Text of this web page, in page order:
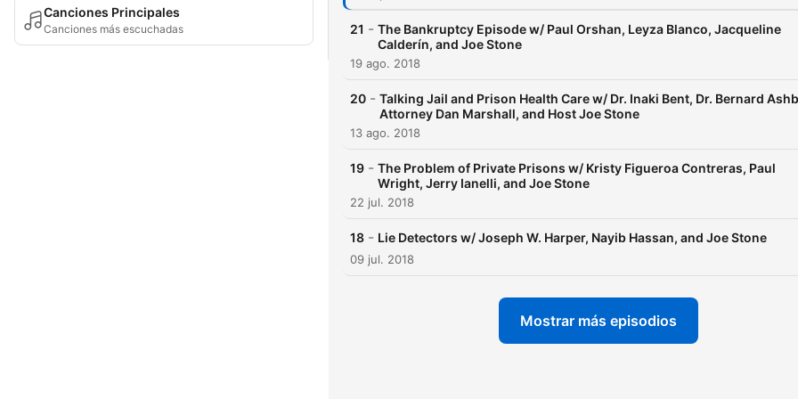
Canciones Principales
Canciones más escuchadas 21 - The Bankruptcy Episode w/ Paul Orshan, Leyza Blanco, Jacqueline
Calderín, and Joe Stone
19 ago. 2018
20 - Talking Jail and Prison Health Care w/ Dr. Inaki Bent, Dr. Bernard
Attorney Dan Marshall, and Host Joe Stone
13 ago. 2018
19 - The Problem of Private Prisons w/ Kristy Figueroa Contreras, Paul
Wright, Jerry Ianelli, and Joe Stone
22 jul. 2018
18 - Lie Detectors w/ Joseph W. Harper, Nayib Hassan, and Joe Stone
09 jul. 2018
Mostrar más episodios